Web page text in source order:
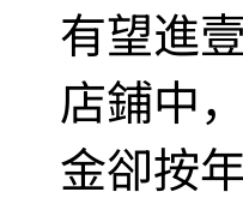
有望進
店鋪中
金卻按